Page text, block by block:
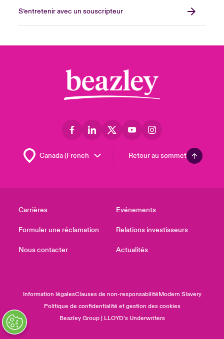
S’entretenir avec un souscripteur
Retour au sommet
Carrières
Formuler une réclamation
Nous contacter
Evénements
Relations investisseurs
Actualités
Information légalesClauses de non-responsabilitéModern Slavery
Politique de confidentialité et gestion des cookies
Beazley Group | LLOYD’s Underwriters